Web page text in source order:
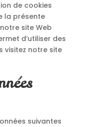
de cookies
la présente
site Web
d’utiliser des
visitez notre site
suivantes